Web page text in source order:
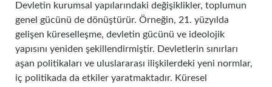
Devletin kurumsal yapılarındaki değişiklikler, toplumun
genel gücünü de dönüştürür. Örneğin, 21. yüzyılda
gelişen küreselleşme, devletin gücünü ve ideolojik
yapısını yeniden şekillendirmiştir. Devletlerin sınırları
aşan politikaları ve uluslararası ilişkilerdeki yeni normlar,
iç politikada da etkiler yaratmaktadır. Küresel